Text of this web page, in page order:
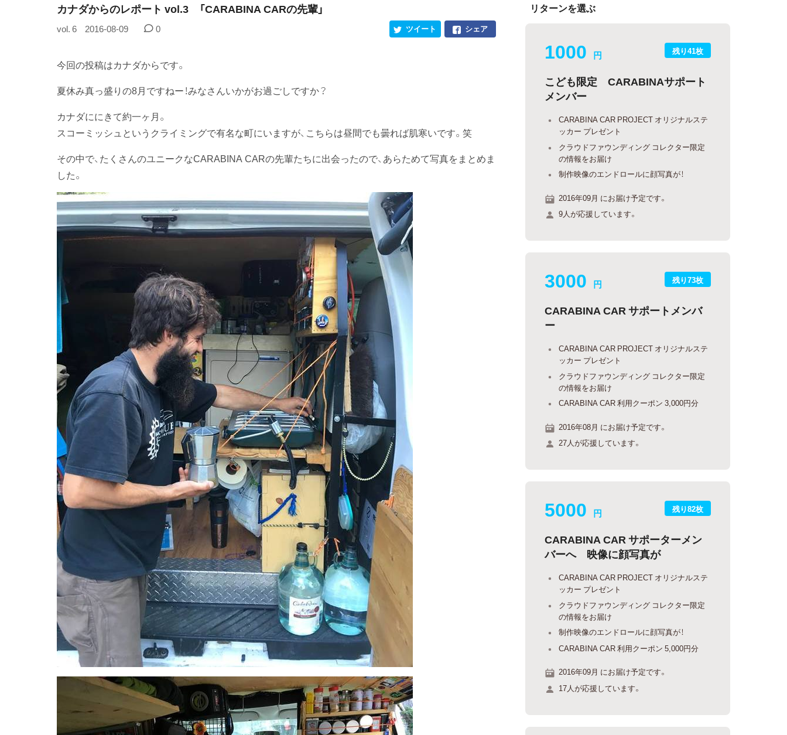
カナダからのレポート vol.3 「CARABINA CARの先輩」
vol. 6 2016-08-09 0 シェア
ツイート
今回の投稿はカナダからです。
夏休み真っ盛りの8月ですねー！みなさんいかがお過ごしですか？
カナダににきて約一ヶ月。
スコーミッシュというクライミングで有名な町にいますが、こちらは昼間でも曇れば肌寒いです。笑
その中で、たくさんのユニークなCARABINA CARの先輩たちに出会ったので、あらためて写真をまとめま
した。
リターンを選ぶ
残り41枚
1000 円
こども限定 CARABINAサポート
メンバー
CARABINA CAR PROJECT オリジナルステ
ッカー プレゼント
クラウドファウンディング コレクター限定
の情報をお届け
制作映像のエンドロールに顔写真が！
2016年09月 にお届け予定です。
9人が応援しています。
残り73枚
3000 円
CARABINA CAR サポートメンバ
ー
CARABINA CAR PROJECT オリジナルステ
ッカー プレゼント
クラウドファウンディング コレクター限定
の情報をお届け
CARABINA CAR 利用クーポン 3,000円分
2016年08月 にお届け予定です。
27人が応援しています。
残り82枚
5000 円
CARABINA CAR サポーターメン
バーへ 映像に顔写真が
CARABINA CAR PROJECT オリジナルステ
ッカー プレゼント
クラウドファウンディング コレクター限定
の情報をお届け
制作映像のエンドロールに顔写真が！
CARABINA CAR 利用クーポン 5,000円分
2016年09月 にお届け予定です。
17人が応援しています。